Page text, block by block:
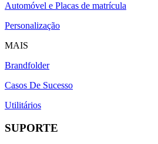
Automóvel e Placas de matrícula
Personalização
MAIS
Brandfolder
Casos De Sucesso
Utilitários
SUPORTE